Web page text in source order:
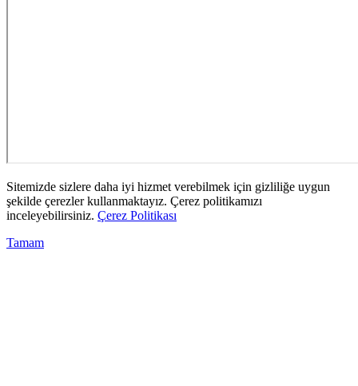
Sitemizde sizlere daha iyi hizmet verebilmek için gizliliğe uygun
şekilde çerezler kullanmaktayız. Çerez politikamızı
inceleyebilirsiniz. Çerez Politikası
Tamam